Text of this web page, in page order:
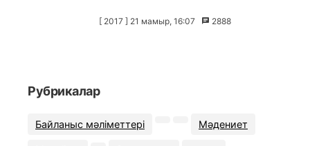
[ 2017 ] 21 мамыр, 16:07 2888
Рубрикалар
Байланыс мәліметтері Мәдениет